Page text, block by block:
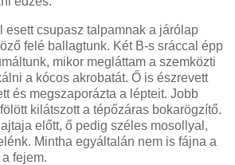
esett csupasz talpamnak a járólap
felé ballagtunk. Két B-s sráccal épp
mikor megláttam a szemközti
a kócos akrobatát. Ő is észrevett
és megszaporázta a lépteit. Jobb
kilátszott a tépőzáras bokarögzítő.
előtt, ő pedig széles mosollyal,
Mintha egyáltalán nem is fájna a
fejem.